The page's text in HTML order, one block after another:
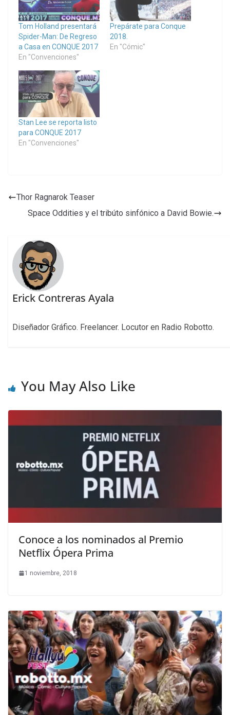
Tom Holland presentará
Spider-Man: De Regreso
a Casa en CONQUE 2017
En "Convenciones"
Prepárate para Conque
2018.
En "Cómic"
Stan Lee se reporta listo
para CONQUE 2017
En "Convenciones"
Thor Ragnarok Teaser
Space Oddities y el tribúto sinfónico a David Bowie.
Erick Contreras Ayala
Diseñador Gráfico. Freelancer. Locutor en Radio Robotto.
You May Also Like
Conoce a los nominados al Premio
Netflix Ópera Prima
1 noviembre, 2018